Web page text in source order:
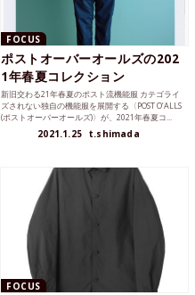
FOCUS
ポストオーバーオールズの202
1年春夏コレクション
新旧交わる21年春夏のポスト流機能服 カテゴライ
ズされない独自の機能服を展開する〈POST O’ALLS
(ポストオーバーオールズ)〉が、2021年春夏コ...
2021.1.25 t.shimada
FOCUS